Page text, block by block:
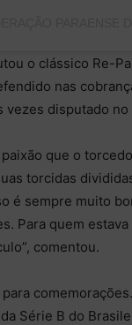
o clássico Re-
nas
disputado
que o
torcidas
é sempre muito
Para quem
comentou.
Série B do